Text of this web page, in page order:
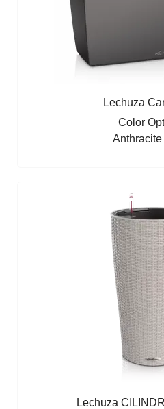
Lechuza
Color
Lechuza